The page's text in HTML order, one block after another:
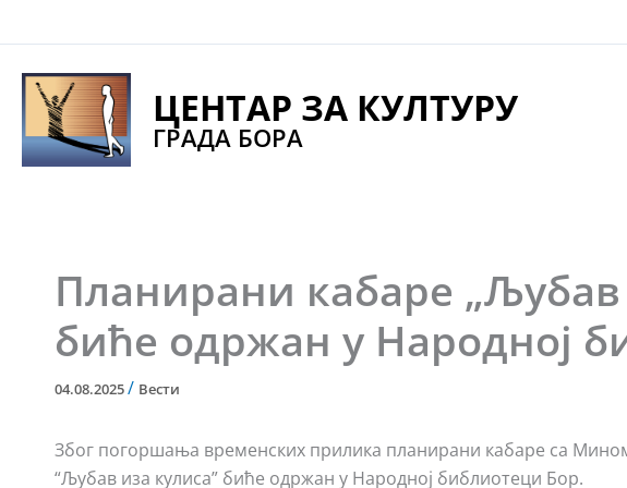
na
sadržaj
ЦЕНТАР ЗА КУЛТУРУ
ГРАДА БОРА
Планирани кабаре „Љубав
биће одржан у Народној
04.08.2025/ Вести
Због погоршања временских прилика планирани кабаре са
“Љубав иза кулиса” биће одржан у Народној библиотеци Бор.